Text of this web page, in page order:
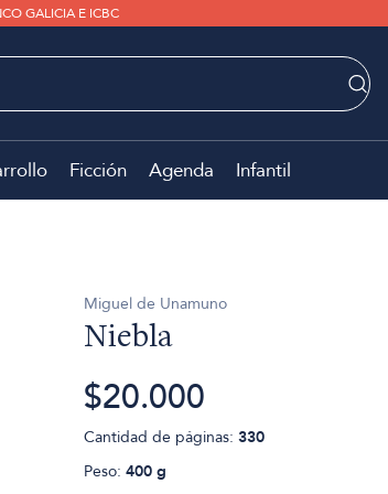
GALICIA E ICBC
Ficción Agenda Infantil
Miguel de Unamuno
Niebla
$20.000
Cantidad de páginas: 330
Peso: 400 g